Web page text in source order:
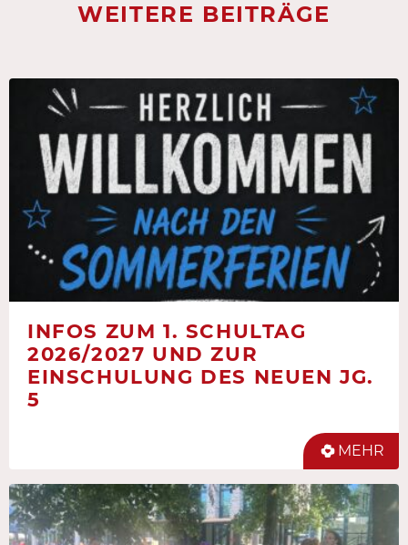
WEITERE BEITRÄGE
INFOS ZUM 1. SCHULTAG
2026/2027 UND ZUR
EINSCHULUNG DES NEUEN JG.
5
MEHR